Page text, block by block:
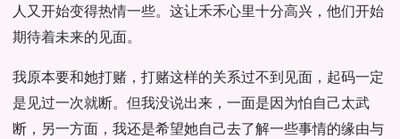
人又开始变得热情一些。这让禾禾心里十分高兴，他们开始
期待着未来的见面。
我原本要和她打赌，打赌这样的关系过不到见面，起码一定
是见过一次就断。但我没说出来，一面是因为怕自己太武
断，另一方面，我还是希望她自己去了解一些事情的缘由与